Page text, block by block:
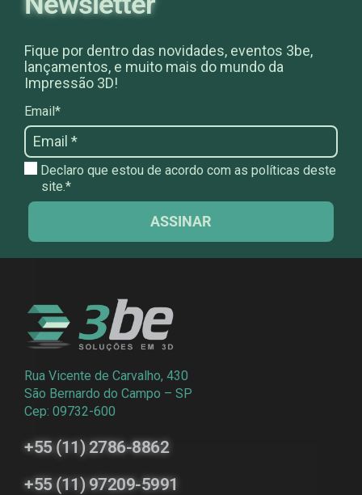
Fique por dentro das novidades, eventos 3be,
lançamentos, e muito mais do mundo da
Impressão 3D!
Email*
Declaro que estou de acordo com as políticas deste
site.*
ASSINAR
Rua Vicente de Carvalho, 430
São Bernardo do Campo – SP
Cep: 09732-600
+55 (11) 2786-8862
+55 (11) 97209-5991